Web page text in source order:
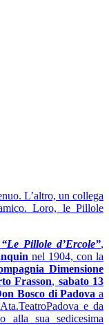
L’altro, un collega
Loro, le Pillole
“Le Pillole d’Ercole”,
nel 1904, con la
Dimensione
Frasson, sabato 13
Bosco di Padova a
e da
alla sua sedicesima